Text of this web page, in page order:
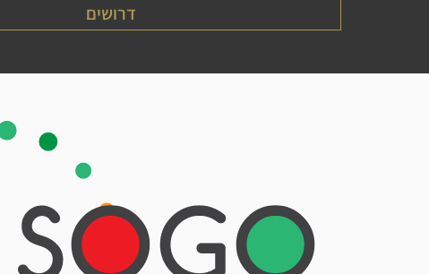
דרושים